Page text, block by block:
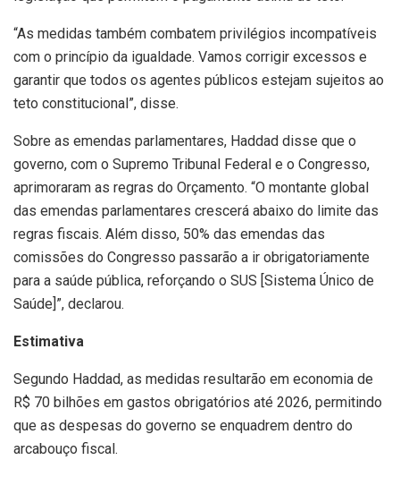
“As medidas também combatem privilégios incompatíveis
com o princípio da igualdade. Vamos corrigir excessos e
garantir que todos os agentes públicos estejam sujeitos ao
teto constitucional”, disse.
Sobre as emendas parlamentares, Haddad disse que o
governo, com o Supremo Tribunal Federal e o Congresso,
aprimoraram as regras do Orçamento. “O montante global
das emendas parlamentares crescerá abaixo do limite das
regras fiscais. Além disso, 50% das emendas das
comissões do Congresso passarão a ir obrigatoriamente
para a saúde pública, reforçando o SUS [Sistema Único de
Saúde]”, declarou.
Estimativa
Segundo Haddad, as medidas resultarão em economia de
R$ 70 bilhões em gastos obrigatórios até 2026, permitindo
que as despesas do governo se enquadrem dentro do
arcabouço fiscal.